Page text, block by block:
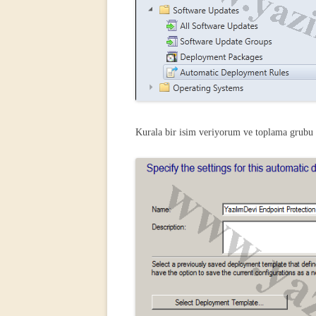
Kurala bir isim veriyorum ve toplama